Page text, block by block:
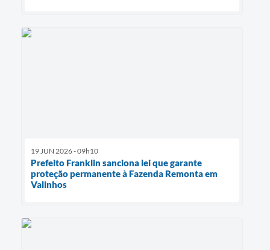
19 JUN 2026 - 09h10
Prefeito Franklin sanciona lei que garante
proteção permanente à Fazenda Remonta em
Valinhos